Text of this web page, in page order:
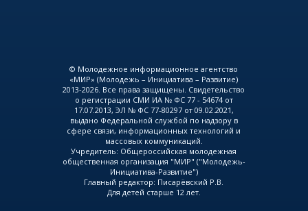
© Молодежное информационное агентство
«МИР» (Молодежь – Инициатива – Развитие)
2013-2026. Все права защищены. Свидетельство
о регистрации СМИ ИА № ФС 77 - 54674 от
17.07.2013, ЭЛ № ФС 77-80297 от 09.02.2021,
выдано Федеральной службой по надзору в
сфере связи, информационных технологий и
массовых коммуникаций.
Учредитель: Общероссийская молодежная
общественная организация "МИР" ("Молодежь-
Инициатива-Развитие")
Главный редактор: Писарёвский Р.В.
Для детей старше 12 лет.